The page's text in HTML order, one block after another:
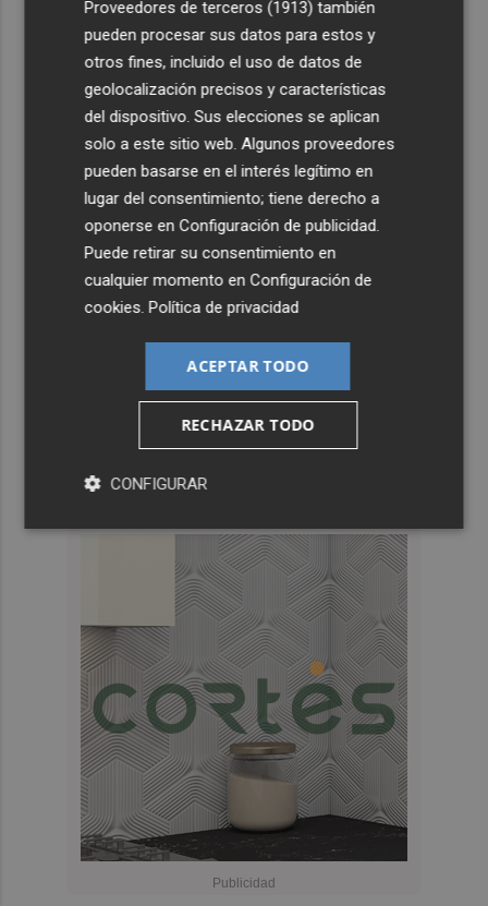
Proveedores de terceros (1913) también
pueden procesar sus datos para estos y
otros fines, incluido el uso de datos de
geolocalización precisos y características
del dispositivo. Sus elecciones se aplican
solo a este sitio web. Algunos proveedores
pueden basarse en el interés legítimo en
lugar del consentimiento; tiene derecho a
oponerse enConfiguración de publicidad.
Puede retirar su consentimiento en
cualquier momento enConfiguración de
cookies.Política de privacidad
ACEPTAR TODO
RECHAZAR TODO
CONFIGURAR